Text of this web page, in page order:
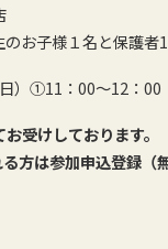
お子様１名と保護者
）①11：00～12：00
受けしております。
方は参加申込登録（